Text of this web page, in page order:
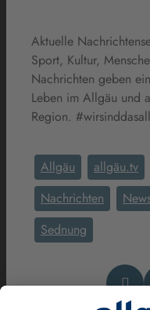
Aktuelle
Sport, Kultur,
Nachrichten geben
Leben im Allgäu und
Region.
Allgäu allgäu.tv
Nachrichten
Sednung